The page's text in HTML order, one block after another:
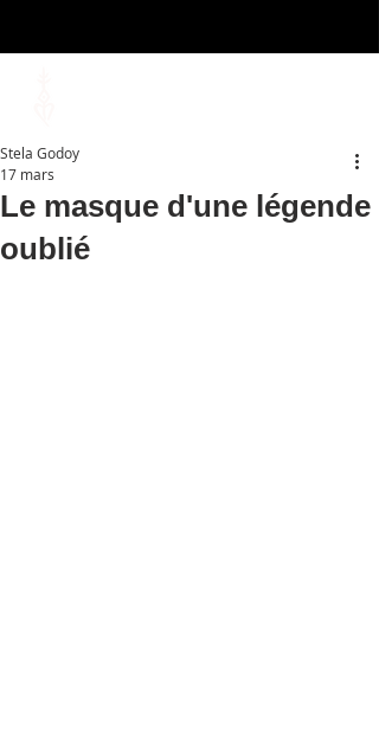
Le masque d'une légende
oublié
Stela Godoy
17 mars